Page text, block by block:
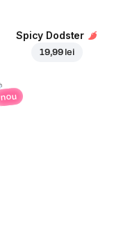
Spicy Dodster
19,99 lei
nou